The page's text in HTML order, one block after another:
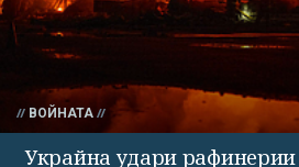
ВОЙНАТА
Украйна удари рафинерии